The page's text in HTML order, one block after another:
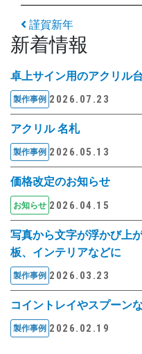
投稿ナビゲ
謹賀新年
新着情報
卓上サイン用のアクリル
製作事例 2026.07.23
アクリル 名札
製作事例 2026.05.13
価格改定のお知らせ
お知らせ 2026.04.15
写真から文字が浮かび上
板、インテリアなどに
製作事例 2026.03.23
コイントレイやスプーン
製作事例 2026.02.19